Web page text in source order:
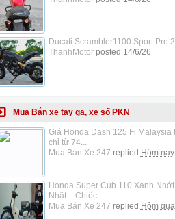
Ducati Scrambler1100 Sport Pro
ThanhMotorposted 14/6/26
Mua Bán xe tay ga, xe số PKN
Giá Honda Dash 125 Fi Malaysia
chỉ từ 74...
Mua Bán Xe 247 replied Hôm
Honda Super Cub 110 Xanh
Nhật – Chiếc...
Mua Bán Xe 247 replied Hôm